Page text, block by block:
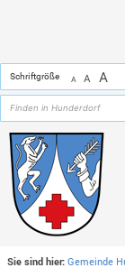
Schriftgröße A A A
Sie sind hier: Gemeinde